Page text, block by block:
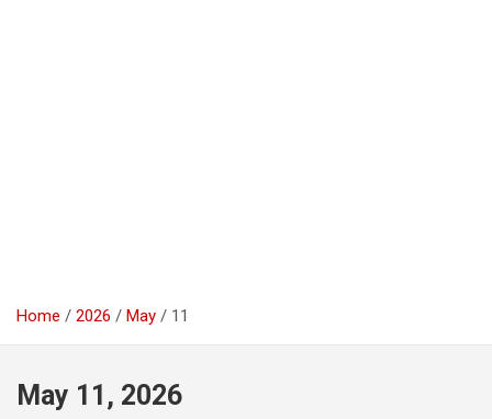
Home 2026 May 11
May 11, 2026